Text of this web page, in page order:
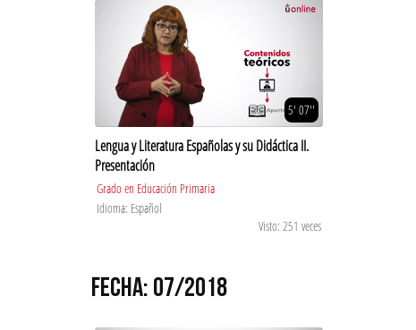
5' 07''
Lengua y Literatura Españolas y su Didáctica II.
Presentación
Grado en Educación Primaria
Idioma: Español
Visto: 251 veces
FECHA: 07/2018